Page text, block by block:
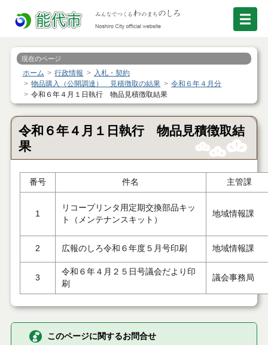
現在のページ
ホーム 行政情報
入札・契約
物品購入（公開調達） 見積徴取の結果
令和６年４月分
令和６年４月１日執行 物品見積徴取結果
令和６年４月１日執行 物品見積徴取結
果
番号 件名 主管課
1
リコープリンタ用定期交換部品キッ
ト（メンテナンスキット）
地域情報課
2 広報のしろ令和６年度５月号印刷 地域情報課
3
令和６年４月２５日号議会だより印
刷
議会事務局
このページに関するお問合せ